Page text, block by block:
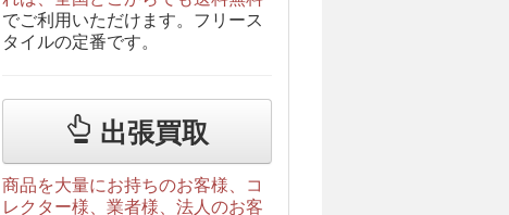
でご利用いただけます。フリース
タイルの定番です。
出張買取
商品を大量にお持ちのお客様、コ
レクター様、業者様、法人のお客